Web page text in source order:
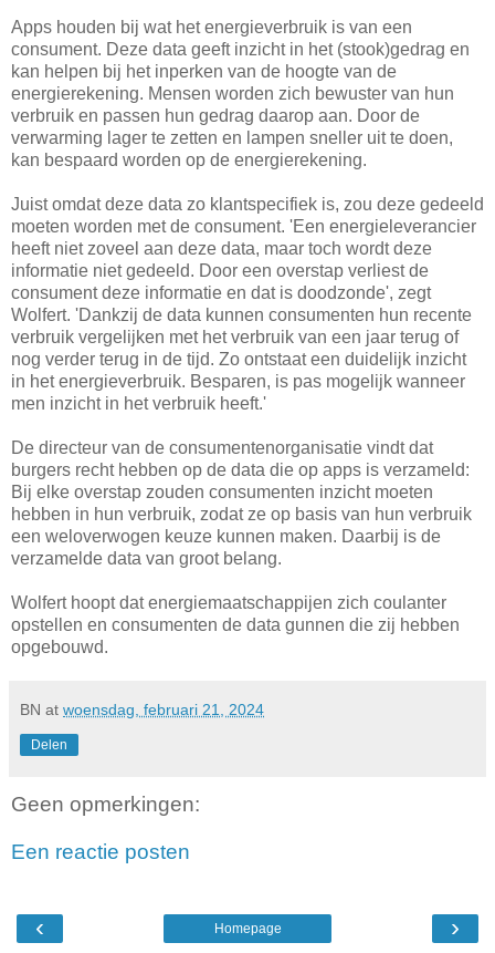
Apps houden bij wat het energieverbruik is van een
consument. Deze data geeft inzicht in het (stook)gedrag en
kan helpen bij het inperken van de hoogte van de
energierekening. Mensen worden zich bewuster van hun
verbruik en passen hun gedrag daarop aan. Door de
verwarming lager te zetten en lampen sneller uit te doen,
kan bespaard worden op de energierekening.
Juist omdat deze data zo klantspecifiek is, zou deze gedeeld
moeten worden met de consument. 'Een energieleverancier
heeft niet zoveel aan deze data, maar toch wordt deze
informatie niet gedeeld. Door een overstap verliest de
consument deze informatie en dat is doodzonde', zegt
Wolfert. 'Dankzij de data kunnen consumenten hun recente
verbruik vergelijken met het verbruik van een jaar terug of
nog verder terug in de tijd. Zo ontstaat een duidelijk inzicht
in het energieverbruik. Besparen, is pas mogelijk wanneer
men inzicht in het verbruik heeft.'
De directeur van de consumentenorganisatie vindt dat
burgers recht hebben op de data die op apps is verzameld:
Bij elke overstap zouden consumenten inzicht moeten
hebben in hun verbruik, zodat ze op basis van hun verbruik
een weloverwogen keuze kunnen maken. Daarbij is de
verzamelde data van groot belang.
Wolfert hoopt dat energiemaatschappijen zich coulanter
opstellen en consumenten de data gunnen die zij hebben
opgebouwd.
BN at woensdag, februari 21, 2024
Delen
Geen opmerkingen:
Een reactie posten
‹ ›
Homepage